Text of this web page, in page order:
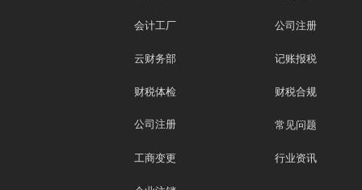
会计工厂
云财务部
财税体检
公司注册
工商变更
公司注册
记账报税
财税合规
常见问题
行业资讯